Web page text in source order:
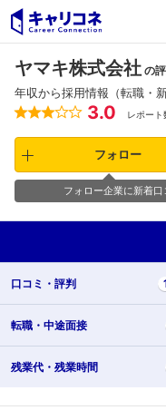
ヤマキ株式会社 の
年収から採用情報（転職・
3.0 レポート
フォロー
フォロー企業に新着
口コミ・ 評判
転職・ 中途面接
残業代・ 残業時間